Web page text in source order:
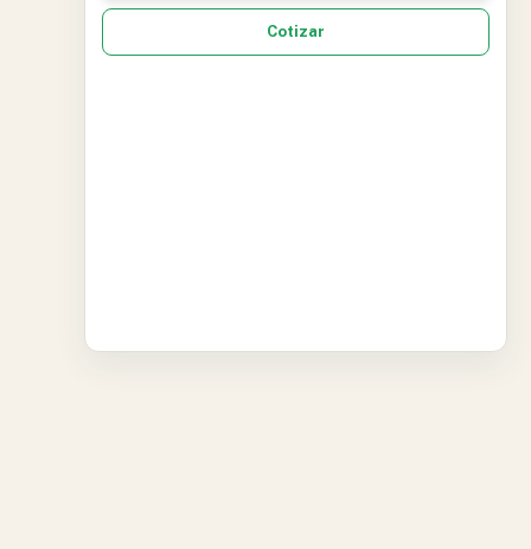
Cotizar